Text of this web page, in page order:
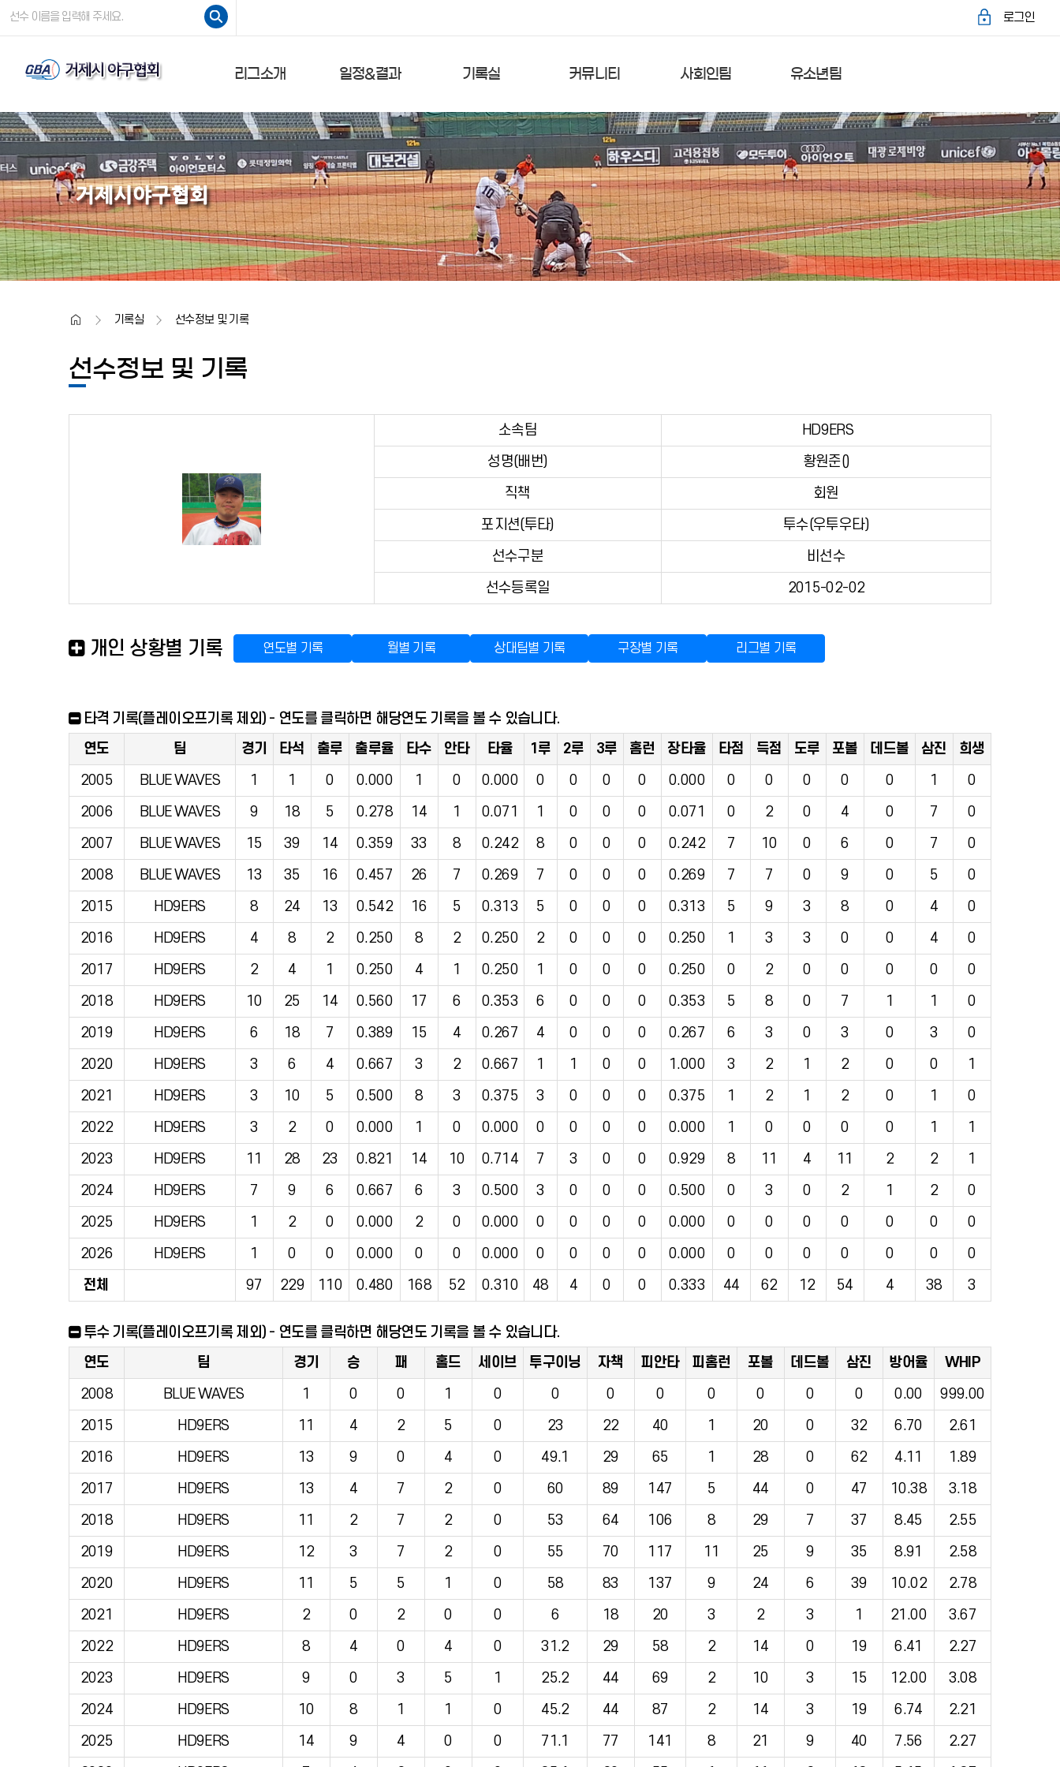
주요콘텐츠로
건너뛰기
검색 로그인
리그소개
인사말
회칙
대회요강
경기규정
조직도
일정&결과
경기일정
경기결과
상대팀별 결과
기록실
팀순위
타격TOP5
투수순위
투수TOP5
역대타격
커뮤니티
공지사항
자유게시판
포토갤러리
심판위원회
운동장예약
사회인팀
참가팀
연락처
선수등록&수정
유소년팀
외포중학교
리틀야구단
Home 기록실 선수정보 및 기록
선수정보 및 기록
소속팀
HD9ERS
성명(배번)
황원준()
직책
회원
포지션(투타)
투수(우투우타)
선수구분
비선수
선수등록일
2015-02-02
개인 상황별 기록 연도별 기록 월별 기록 상대팀별 기록 구장별 기록 리그별 기록
타격 기록(플레이오프기록 제외) - 연도를 클릭하면 해당연도 기록을 볼 수 있습니다.
연도 팀 경기 타석 출루 출루율 타수 안타 타율 1루 2루 3루 홈런 장타율 타점 득점 도루 포볼 데드볼 삼진
희생
2005
BLUE WAVES 1 1 0 0.000 1 0 0.000 0 0 0 0 0.000 0 0 0 0 0 1
0
2006
BLUE WAVES 9 18 5 0.278 14 1 0.071 1 0 0 0 0.071 0 2 0 4 0 7
0
2007
BLUE WAVES 15 39 14 0.359 33 8 0.242 8 0 0 0 0.242 7 10 0 6 0 7
0
2008
BLUE WAVES 13 35 16 0.457 26 7 0.269 7 0 0 0 0.269 7 7 0 9 0 5
0
2015
HD9ERS 8 24 13 0.542 16 5 0.313 5 0 0 0 0.313 5 9 3 8 0 4
0
2016
HD9ERS 4 8 2 0.250 8 2 0.250 2 0 0 0 0.250 1 3 3 0 0 4
0
2017
HD9ERS 2 4 1 0.250 4 1 0.250 1 0 0 0 0.250 0 2 0 0 0 0
0
2018
HD9ERS 10 25 14 0.560 17 6 0.353 6 0 0 0 0.353 5 8 0 7 1 1
0
2019
HD9ERS 6 18 7 0.389 15 4 0.267 4 0 0 0 0.267 6 3 0 3 0 3
0
2020
HD9ERS 3 6 4 0.667 3 2 0.667 1 1 0 0 1.000 3 2 1 2 0 0
1
2021
HD9ERS 3 10 5 0.500 8 3 0.375 3 0 0 0 0.375 1 2 1 2 0 1
0
2022
HD9ERS 3 2 0 0.000 1 0 0.000 0 0 0 0 0.000 1 0 0 0 0 1
1
2023
HD9ERS 11 28 23 0.821 14 10 0.714 7 3 0 0 0.929 8 11 4 11 2 2
1
2024
HD9ERS 7 9 6 0.667 6 3 0.500 3 0 0 0 0.500 0 3 0 2 1 2
0
2025
HD9ERS 1 2 0 0.000 2 0 0.000 0 0 0 0 0.000 0 0 0 0 0 0
0
2026
HD9ERS 1 0 0 0.000 0 0 0.000 0 0 0 0 0.000 0 0 0 0 0 0
0
전체
97 229 110 0.480 168 52 0.310 48 4 0 0 0.333 44 62 12 54 4 38 3
투수 기록(플레이오프기록 제외) - 연도를 클릭하면 해당연도 기록을 볼 수 있습니다.
연도 팀 경기 승 패 홀드 세이브 투구이닝 자책 피안타 피홈런 포볼 데드볼 삼진 방어율
WHIP
2008
BLUE WAVES 1 0 0 1 0 0 0 0 0 0 0 0 0.00
999.00
2015
HD9ERS 11 4 2 5 0 23 22 40 1 20 0 32 6.70
2.61
2016
HD9ERS 13 9 0 4 0 49.1 29 65 1 28 0 62 4.11
1.89
2017
HD9ERS 13 4 7 2 0 60 89 147 5 44 0 47 10.38
3.18
2018
HD9ERS 11 2 7 2 0 53 64 106 8 29 7 37 8.45
2.55
2019
HD9ERS 12 3 7 2 0 55 70 117 11 25 9 35 8.91
2.58
2020
HD9ERS 11 5 5 1 0 58 83 137 9 24 6 39 10.02
2.78
2021
HD9ERS 2 0 2 0 0 6 18 20 3 2 3 1 21.00
3.67
2022
HD9ERS 8 4 0 4 0 31.2 29 58 2 14 0 19 6.41
2.27
2023
HD9ERS 9 0 3 5 1 25.2 44 69 2 10 3 15 12.00
3.08
2024
HD9ERS 10 8 1 1 0 45.2 44 87 2 14 3 19 6.74
2.21
2025
HD9ERS 14 9 4 0 0 71.1 77 141 8 21 9 40 7.56
2.27